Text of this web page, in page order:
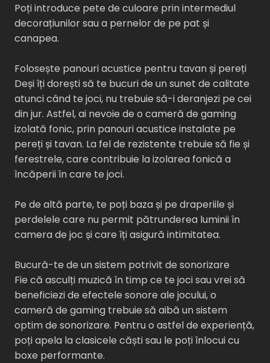
Poți introduce pete de culoare prin intermediul
decorațiunilor sau a pernelor de pe pat și
canapea.
Folosește panouri acustice pentru tavan și pereți
Deși îți dorești să te bucuri de un sunet de calitate
atunci când te joci, nu trebuie să-i deranjezi pe cei
din jur. Astfel, ai nevoie de o cameră de gaming
izolată fonic, prin panouri acustice instalate pe
pereți și tavan. La fel de rezistente trebuie să fie și
ferestrele, care contribuie la izolarea fonică a
încăperii în care te joci.
Pe de altă parte, te poți baza și pe draperiile și
perdelele care nu permit pătrunderea luminii în
camera de joc și care îți asigură intimitatea.
Bucură-te de un sistem potrivit de sonorizare
Fie că asculți muzică în timp ce te joci sau vrei să
beneficiezi de efectele sonore ale jocului, o
cameră de gaming trebuie să aibă un sistem
optim de sonorizare. Pentru o astfel de experiență,
poți apela la clasicele căști sau le poți înlocui cu
boxe performante.